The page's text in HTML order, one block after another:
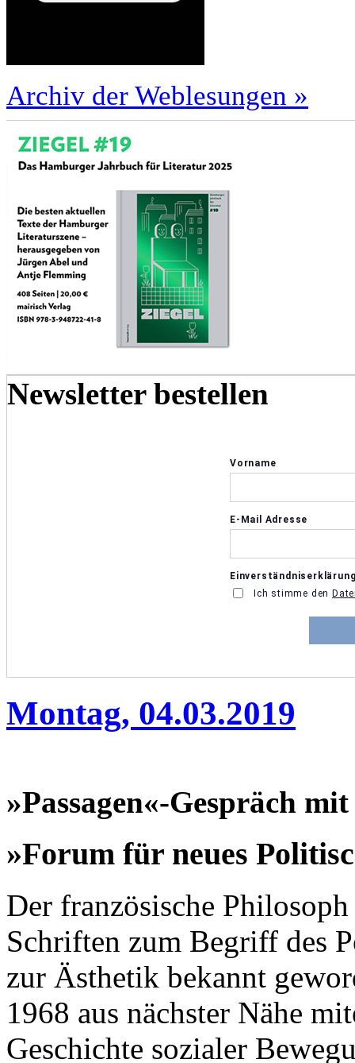
Archiv der Weblesungen »
Newsletter bestellen
Montag, 04.03.2019
»Passagen«-Gespräch
»Forum für neues
Der französische
Schriften zum Begriff des
zur Ästhetik bekannt
1968 aus nächster Nähe
Geschichte sozialer